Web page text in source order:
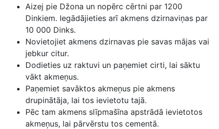
Aizej pie Džona un nopērc cērtni par 1200
Dinkiem. Iegādājieties arī akmens dzirnaviņas par
10 000 Dinks.
Novietojiet akmens dzirnavas pie savas mājas vai
jebkur citur.
Dodieties uz raktuvi un paņemiet cirti, lai sāktu
vākt akmeņus.
Paņemiet savāktos akmeņus pie akmens
drupinātāja, lai tos ievietotu tajā.
Pēc tam akmens slīpmašīna apstrādā ievietotos
akmeņus, lai pārvērstu tos cementā.